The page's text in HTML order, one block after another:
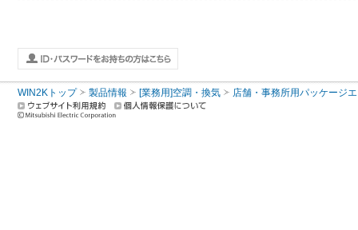
WIN2Kトップ 製品情報 [業務用]空調・換気 店舗・事務所用パッケージ